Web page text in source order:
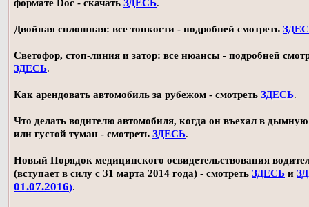
формате Doc - скачать ЗДЕСЬ.
Двойная сплошная: все тонкости - подробней смотреть
Светофор, стоп-линия и затор: все нюансы - подробней
ЗДЕСЬ.
Как арендовать автомобиль за рубежом - смотреть ЗДЕСЬ.
Что делать водителю автомобиля, когда он въехал в дымную
или густой туман - смотреть ЗДЕСЬ.
Новый Порядок медицинского освидетельствования
(вступает в силу с 31 марта 2014 года) - смотреть ЗДЕСЬ и
01.07.2016).